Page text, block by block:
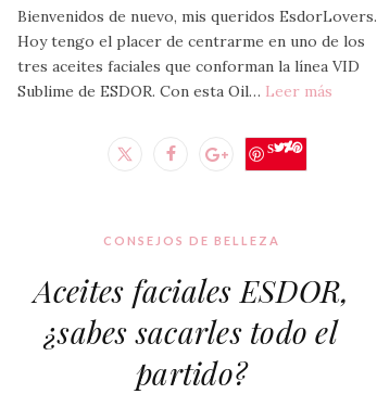
Bienvenidos de nuevo, mis queridos EsdorLovers.
Hoy tengo el placer de centrarme en uno de los
tres aceites faciales que conforman la línea VID
Sublime de ESDOR. Con esta Oil… Leer más
Save
CONSEJOS DE BELLEZA
Aceites faciales ESDOR,
¿sabes sacarles todo el
partido?